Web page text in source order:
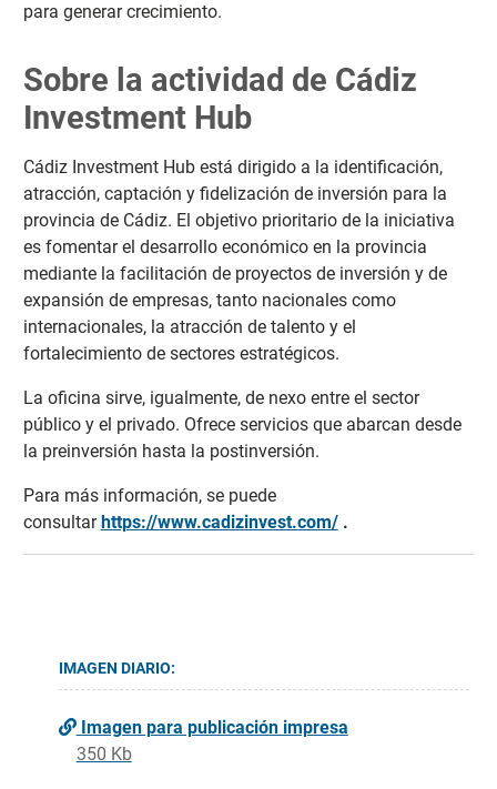
para generar crecimiento.
Sobre la actividad de Cádiz
Investment Hub
Cádiz Investment Hub está dirigido a la identificación,
atracción, captación y fidelización de inversión para la
provincia de Cádiz. El objetivo prioritario de la iniciativa
es fomentar el desarrollo económico en la provincia
mediante la facilitación de proyectos de inversión y de
expansión de empresas, tanto nacionales como
internacionales, la atracción de talento y el
fortalecimiento de sectores estratégicos.
La oficina sirve, igualmente, de nexo entre el sector
público y el privado. Ofrece servicios que abarcan desde
la preinversión hasta la postinversión.
Para más información, se puede
consultarhttps://www.cadizinvest.com/.
IMAGEN DIARIO:
Imagen para publicación impresa
350 Kb